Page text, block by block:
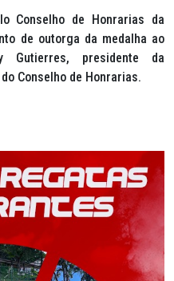
Conselho de Honrarias da
de outorga da medalha ao
Gutierres, presidente da
Conselho de Honrarias.